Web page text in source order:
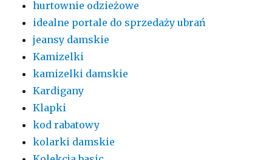
hurtownie odzieżowe
idealne portale do sprzedaży ubrań
jeansy damskie
Kamizelki
kamizelki damskie
Kardigany
Klapki
kod rabatowy
kolarki damskie